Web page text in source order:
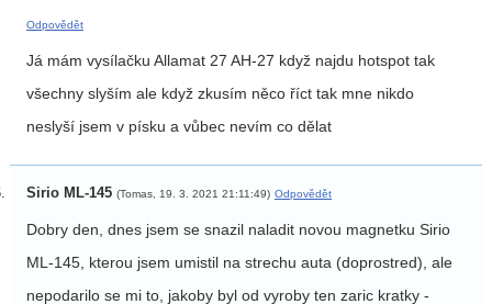
Odpovědět
Já mám vysílačku Allamat 27 AH-27 když najdu hotspot tak
všechny slyším ale když zkusím něco říct tak mne nikdo
neslyší jsem v písku a vůbec nevím co dělat
Sirio ML-145 (Tomas, 19. 3. 2021 21:11:49) Odpovědět
Dobry den, dnes jsem se snazil naladit novou magnetku Sirio
ML-145, kterou jsem umistil na strechu auta (doprostred), ale
nepodarilo se mi to, jakoby byl od vyroby ten zaric kratky -